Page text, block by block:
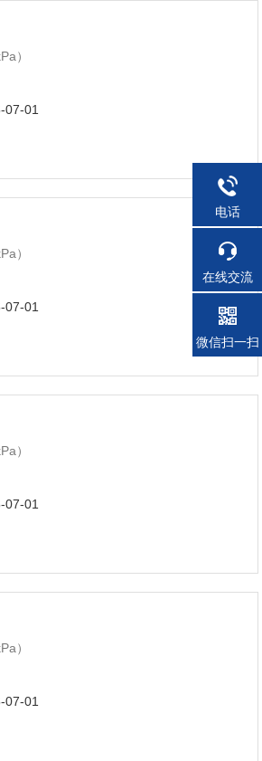
）
07-01
）
07-01
）
07-01
）
07-01
电话
在线交流
微信扫一扫